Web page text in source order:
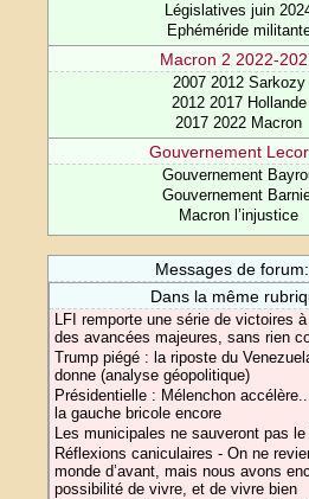
Législatives juin
Ephéméride
Macron 2 2022-
2007 2012 Sarkozy
2012 2017 Hollande
2017 2022 Macron
Gouvernement
Gouvernement
Gouvernement
Macron l’injustice
Messages de
Dans la même
LFI remporte une série de victoires à
des avancées majeures, sans rien
Trump piégé : la riposte du
donne (analyse géopolitique)
Présidentielle : Mélenchon
la gauche bricole encore
Les municipales ne sauveront pas le
Réflexions caniculaires - On ne
monde d’avant, mais nous avons
possibilité de vivre, et de vivre bien